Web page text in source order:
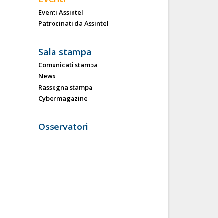
Eventi Assintel
Patrocinati da Assintel
Sala stampa
Comunicati stampa
News
Rassegna stampa
Cybermagazine
Osservatori